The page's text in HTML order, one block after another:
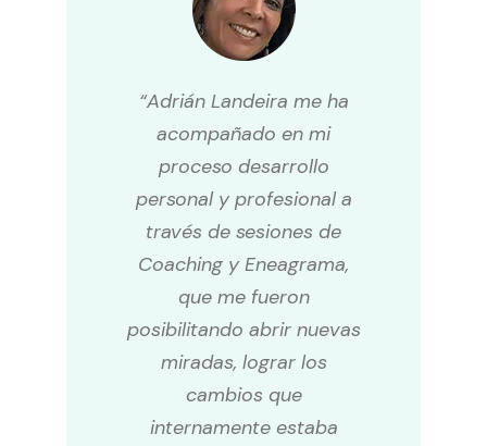
“Adrián Landeira me ha
acompañado en mi
proceso desarrollo
personal y profesional a
través de sesiones de
Coaching y Eneagrama,
que me fueron
posibilitando abrir nuevas
miradas, lograr los
cambios que
internamente estaba